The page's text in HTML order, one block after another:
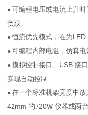
●可编程电压或电流上升
负载
●恒流优先模式，在为
●可编程内部电阻，仿真电
●模拟控制接口、USB 接
实现自动控制
●在一个标准机架宽度中
42mm 的720W 仪器或两